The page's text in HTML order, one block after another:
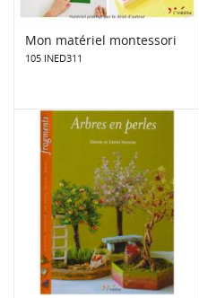
Mon matériel montessori
105 INED311